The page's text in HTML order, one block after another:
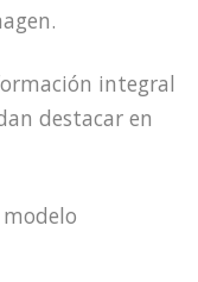
integral
destacar en